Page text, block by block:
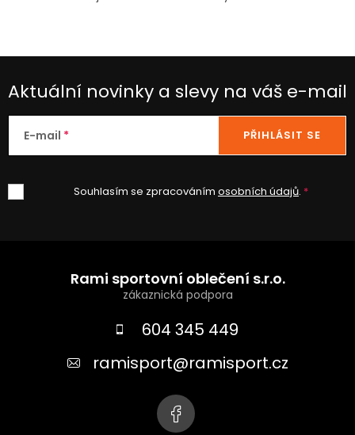
Aktuální novinky a slevy na váš e-mail
E-mail
Souhlasím se zpracováním osobních údajů.
PŘIHLÁSIT SE
Rami sportovní oblečení s.r.o.
604 345 449
ramisport@ramisport.cz